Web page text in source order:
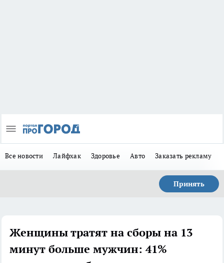
Все новости Лайфхак Здоровье Авто Заказать рекламу
Принять
Женщины тратят на сборы на 13
минут больше мужчин: 41%